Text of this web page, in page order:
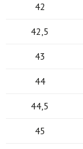
42
42,5
43
44
44,5
45